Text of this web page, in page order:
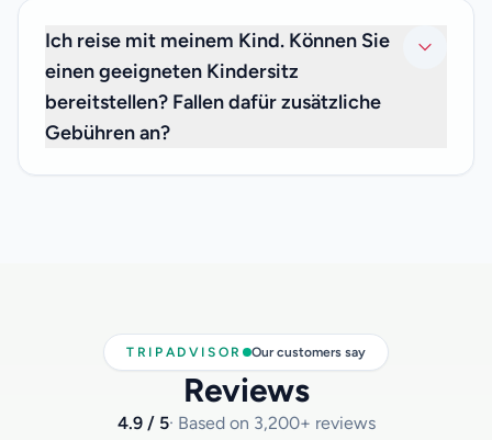
über zusätzliche Gebühren machen.
Ich reise mit meinem Kind. Können Sie
einen geeigneten Kindersitz
bereitstellen? Fallen dafür zusätzliche
Gebühren an?
TRIPADVISOR Our customers say
Reviews
4.9 / 5· Based on 3,200+ reviews